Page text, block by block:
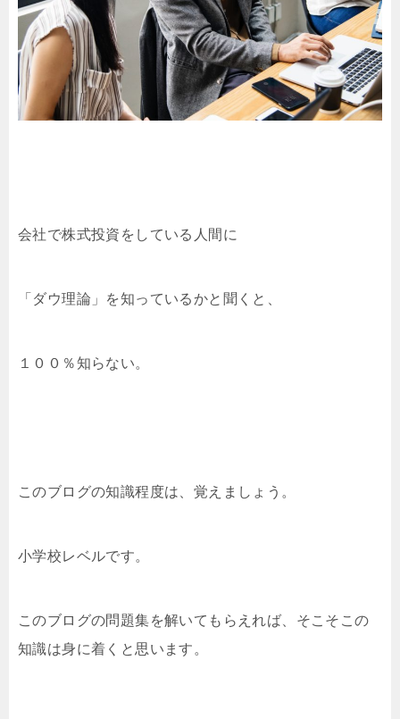
会社で株式投資をしている人間に
「ダウ理論」を知っているかと聞くと、
１００％知らない。
このブログの知識程度は、覚えましょう。
小学校レベルです。
このブログの問題集を解いてもらえれば、そこそこの
知識は身に着くと思います。